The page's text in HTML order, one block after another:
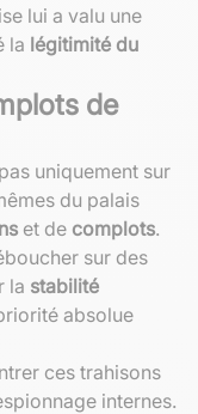
lui a valu une
la légitimité du
de
uniquement sur
du palais
et de complots.
sur des
la stabilité
absolue
ces trahisons
internes.